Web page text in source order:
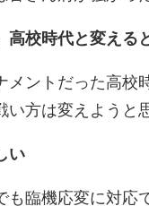
校時代と変える
メントだった高
方は変えようと
い
も臨機応変に対